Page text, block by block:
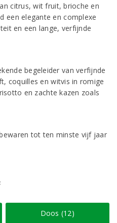
citrus, wit fruit, brioche en
een elegante en complexe
en een lange, verfijnde
begeleider van verfijnde
coquilles en witvis in romige
en zachte kazen zoals
tot ten minste vijf jaar
Doos (12)